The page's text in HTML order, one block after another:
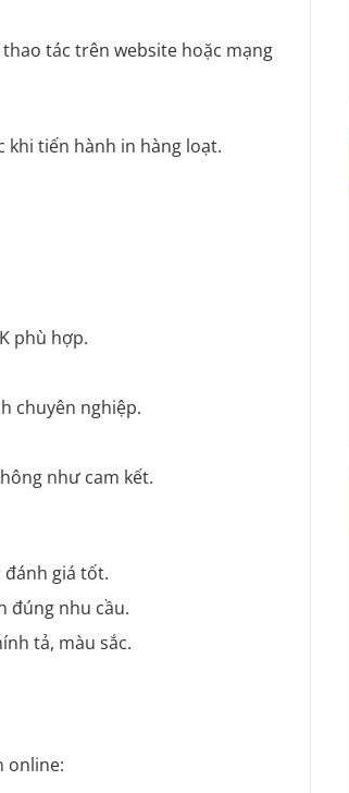
tác trên website hoặc mạng
khi tiến hành in hàng loạt.
phù hợp.
chuyên nghiệp.
như cam kết.
đánh giá tốt.
đúng nhu cầu.
tả, màu sắc.
online: